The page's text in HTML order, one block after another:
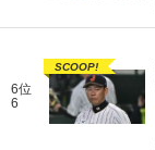
6位
6
SCOOP!